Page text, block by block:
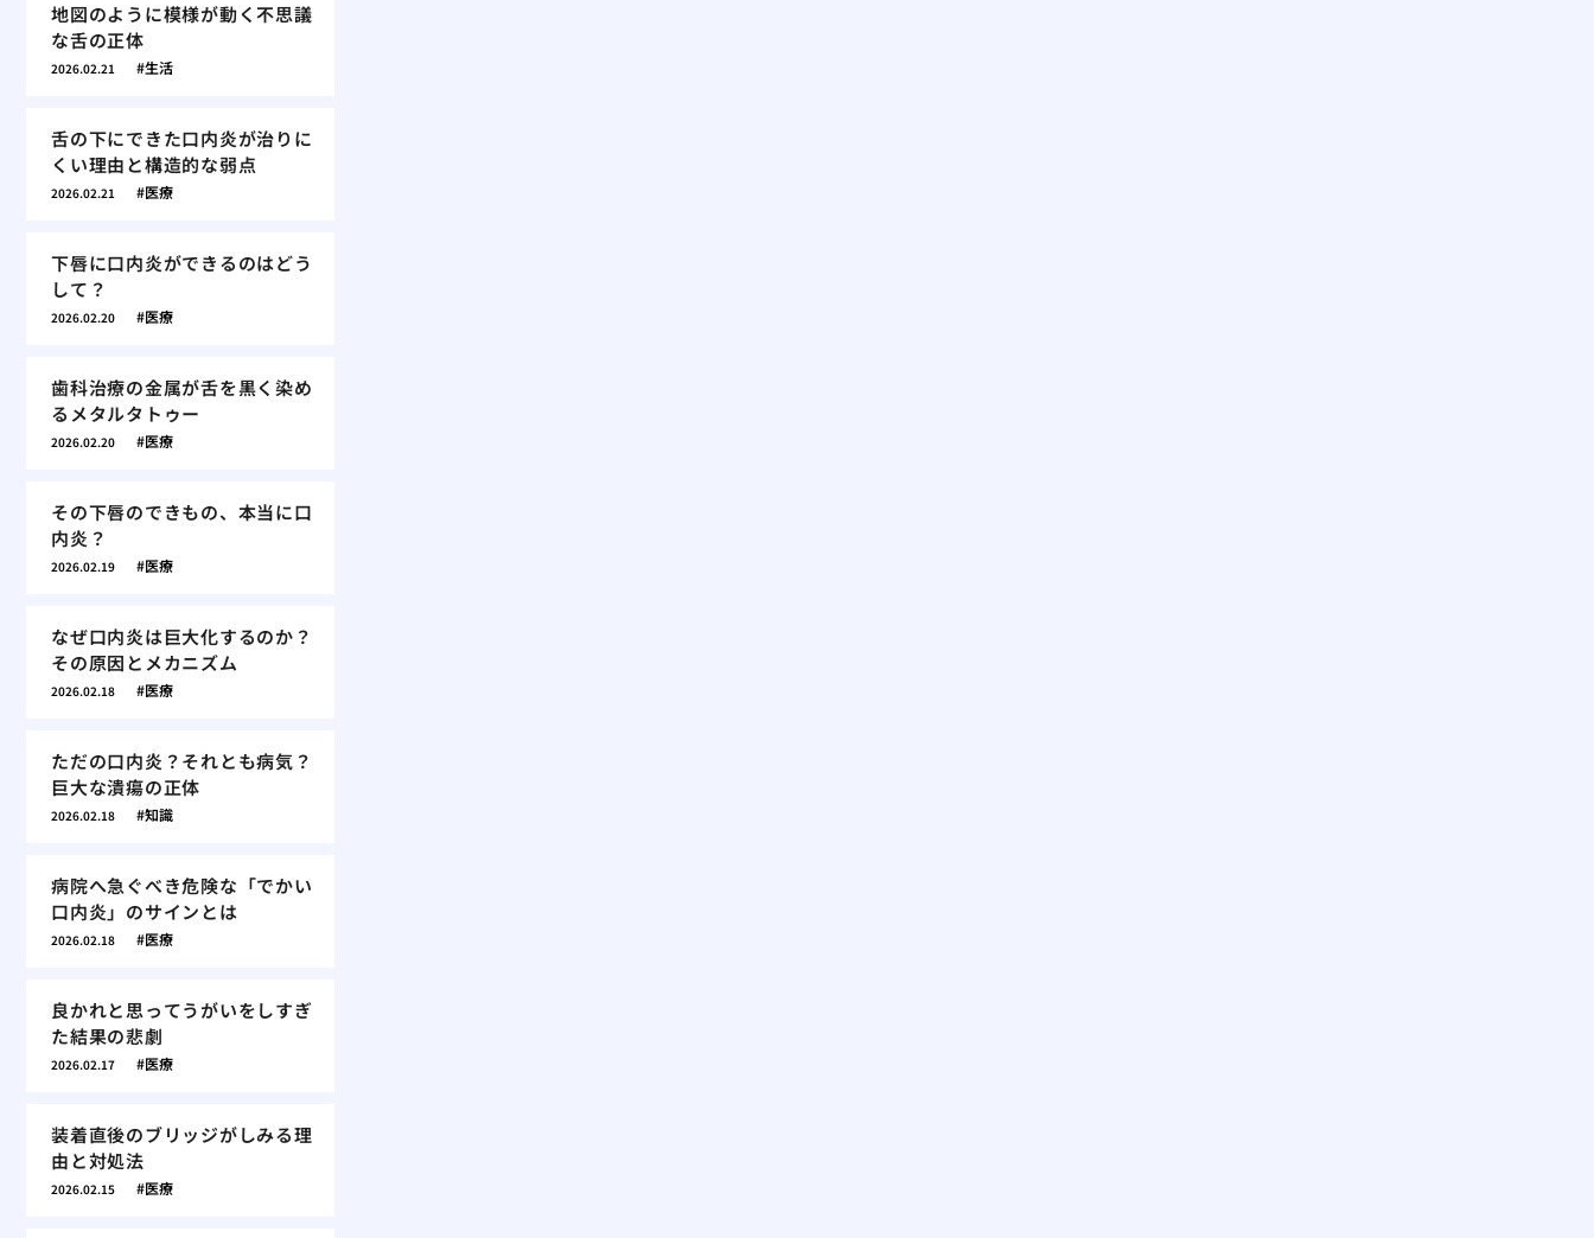
地図のように模様が動く不思議
な舌の正体
2026.02.21 生活
舌の下にできた口内炎が治りに
くい理由と構造的な弱点
2026.02.21 医療
下唇に口内炎ができるのはどう
して？
2026.02.20 医療
歯科治療の金属が舌を黒く染め
るメタルタトゥー
2026.02.20 医療
その下唇のできもの、本当に口
内炎？
2026.02.19 医療
なぜ口内炎は巨大化するのか？
その原因とメカニズム
2026.02.18 医療
ただの口内炎？それとも病気？
巨大な潰瘍の正体
2026.02.18 知識
病院へ急ぐべき危険な「でかい
口内炎」のサインとは
2026.02.18 医療
良かれと思ってうがいをしすぎ
た結果の悲劇
2026.02.17 医療
装着直後のブリッジがしみる理
由と対処法
2026.02.15 医療